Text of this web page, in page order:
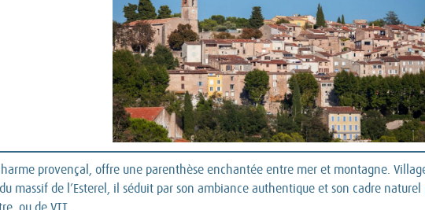
provençal, offre une parenthèse enchantée entre mer et montagne.
massif de l’Esterel, il séduit par son ambiance authentique et son cadre